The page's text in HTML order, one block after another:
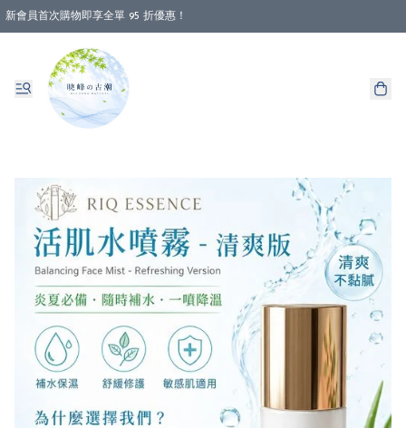
新會員首次購物即享全單 95 折優惠！
消費即享全單 88 折優惠！